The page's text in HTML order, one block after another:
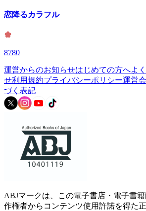
恋降るカラフル
8780
運営からのお知らせはじめての方へよ
せ利用規約プライバシーポリシー運営
づく表記
ABJマークは、この電子書店・電子書
作権者からコンテンツ使用許諾を得た